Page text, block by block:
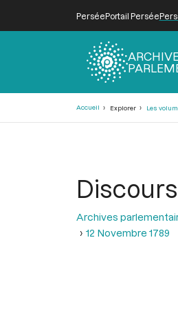
PerséePortail Persée
Accueil Explorer Les
Archives
12 Novembre 1789